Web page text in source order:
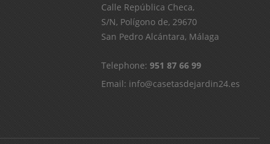
C​a​l​l​e​ ​R​e​p​ú​b​l​i​c​a​ ​C​h​e​c​a​,​ ​
S​/​N​,​ ​P​o​l​í​g​o​n​o​ ​d​e​,​ ​2​9​6​7​0​
​S​a​n​ ​P​e​d​r​o​ ​A​l​c​á​n​t​a​r​a​,​ ​M​á​l​a​g​a
Telephone: 951 87 66 99
Email: info@casetasdejardin24.es